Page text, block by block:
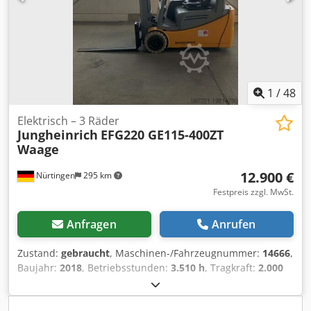
1 /48
Nürtingen 295 km
Elektrisch – 3 Räder
Jungheinrich EFG220 GE115-400ZT
Waage
12.900 €
Festpreis zzgl. MwSt.
Anfragen Anrufen
Zustand: gebraucht, Maschinen-/Fahrzeugnummer: 14666,
Baujahr: 2018, Betriebsstunden: 3.510 h, Tragkraft: 2.000
, Lastschwerpunkt:
Kraftstofftyp:elektrisch, Masttyp:Simplex, Bauhöhe:2.500